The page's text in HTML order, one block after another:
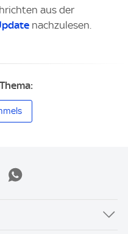
aus der
nachzulesen.